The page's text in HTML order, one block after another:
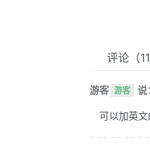
评论 （
游客 游客 说
可以加英